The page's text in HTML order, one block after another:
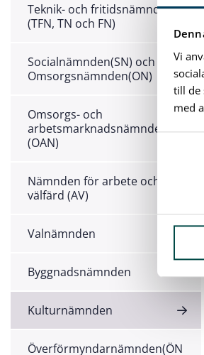
Vi
till de
med
s
v
l
Teknik- och fritidsnämnden
(TFN, TN och FN)
Socialnämnden(SN) och
Omsorgsnämnden(ON)
Omsorgs- och
arbetsmarknadsnämnden
(OAN)
Nämnden för arbete och
välfärd (AV)
Valnämnden
Byggnadsnämnden
Kulturnämnden
Överförmyndarnämnden(ÖN